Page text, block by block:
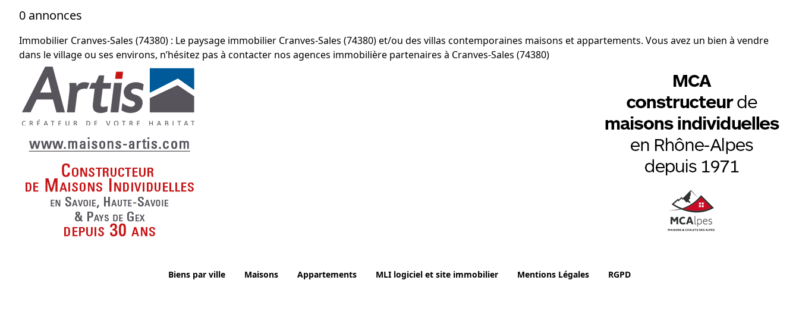
0 annonces
Immobilier Cranves-Sales (74380) : Le paysage immobilier Cranves-Sales (74380) et/ou des villas contemporaines maisons et appartements. Vous avez un bien à vendre
dans le village ou ses environs, n’hésitez pas à contacter nos agences immobilière partenaires à Cranves-Sales (74380)
Biens par ville Maisons Appartements MLI logiciel et site immobilier Mentions Légales RGPD